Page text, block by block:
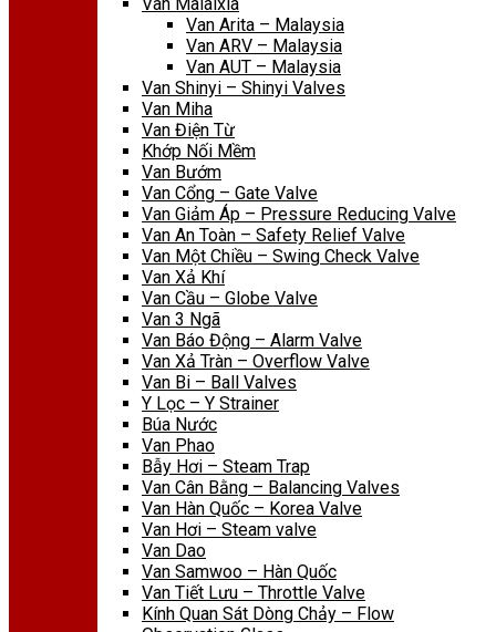
Van Arita – Malaysia
Van ARV – Malaysia
Van AUT – Malaysia
Van Shinyi – Shinyi Valves
Van Miha
Van Điện Từ
Khớp Nối Mềm
Van Bướm
Van Cổng – Gate Valve
Van Giảm Áp – Pressure Reducing Valve
Van An Toàn – Safety Relief Valve
Van Một Chiều – Swing Check Valve
Van Xả Khí
Van Cầu – Globe Valve
Van 3 Ngã
Van Báo Động – Alarm Valve
Van Xả Tràn – Overflow Valve
Van Bi – Ball Valves
Y Lọc – Y Strainer
Búa Nước
Van Phao
Bẫy Hơi – Steam Trap
Van Cân Bằng – Balancing Valves
Van Hàn Quốc – Korea Valve
Van Hơi – Steam valve
Van Dao
Van Samwoo – Hàn Quốc
Van Tiết Lưu – Throttle Valve
Kính Quan Sát Dòng Chảy – Flow